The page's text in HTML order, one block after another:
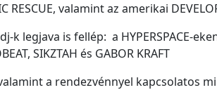
RESCUE, valamint az amerikai
k legjava is fellép: a HYPERSPACE-
SIKZTAH és GABOR KRAFT
a rendezvénnyel kapcsolatos